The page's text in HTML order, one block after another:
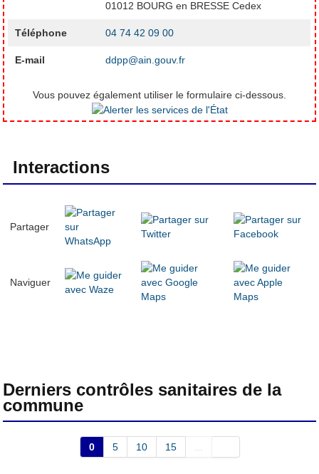
01012 BOURG en BRESSE Cedex
Téléphone 04 74 42 09 00
E-mail ddpp@ain.gouv.fr
Vous pouvez également utiliser le formulaire ci-dessous.
Interactions
Partager
Naviguer
Derniers contrôles sanitaires de la
commune
0 5 10 15 ...